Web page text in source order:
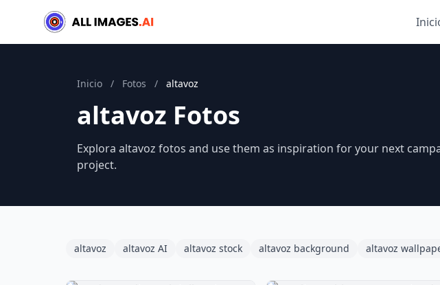
Inicio / Fotos / altavoz
altavoz Fotos
Explora altavoz fotos and use them as inspiration for your next
project.
altavoz altavoz AI altavoz stock altavoz background altavoz